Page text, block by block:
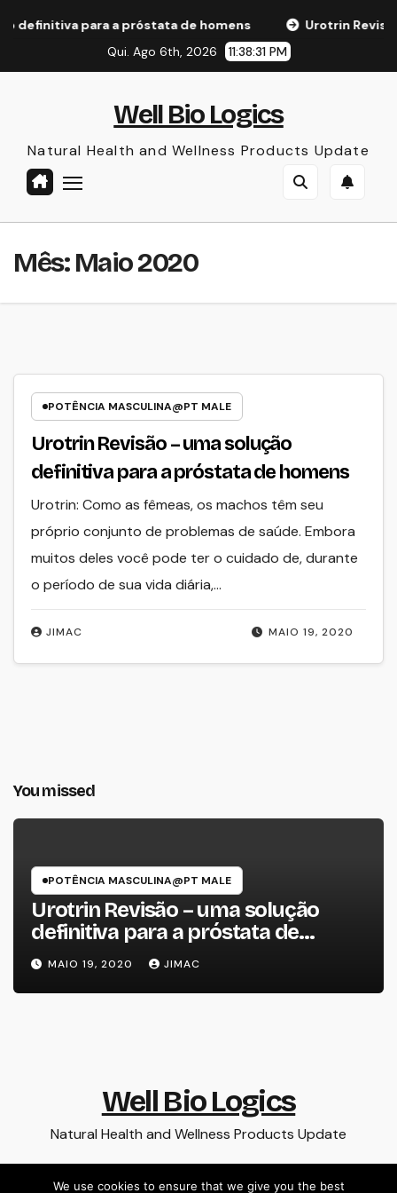
definitiva para a próstata de homens
Urotrin
Qui. Ago 6th, 2026
11:38:31 PM
Well Bio Logics
Natural Health and Wellness Products Update
Mês:Maio 2020
POTÊNCIA MASCULINA@PT MALE
Urotrin Revisão – uma solução
definitiva para a próstata de homens
MAIO 19, 2020
JIMAC
Urotrin: Como as fêmeas, os machos têm seu
próprio conjunto de problemas de saúde. Embora
muitos deles você pode ter o cuidado de, durante
o período de sua vida diária,…
You missed
POTÊNCIA MASCULINA@PT MALE
Urotrin Revisão – uma solução
definitiva para a próstata de
homens
MAIO 19, 2020 JIMAC
Well Bio Logics
Natural Health and Wellness Products Update
We use cookies to ensure that we give you the best